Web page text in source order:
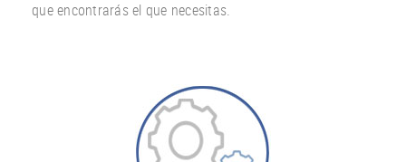
que encontrarás el que necesitas.